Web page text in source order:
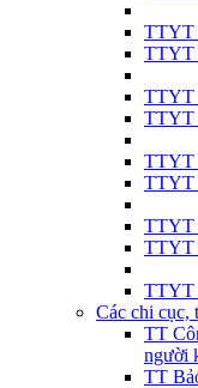
TTYT
TTYT
TTYT
TTYT
TTYT
TTYT
TTYT
TTYT
TTYT
Các chi cục,
TT
người
TT